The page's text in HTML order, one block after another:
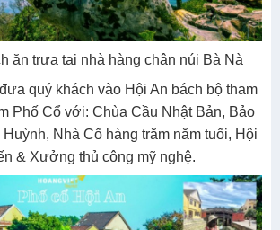
ăn trưa tại nhà hàng chân núi Bà Nà
quý khách vào Hội An bách bộ tham
Phố Cổ với: Chùa Cầu Nhật Bản, Bảo
Nhà Cổ hàng trăm năm tuổi, Hội
& Xưởng thủ công mỹ nghệ.